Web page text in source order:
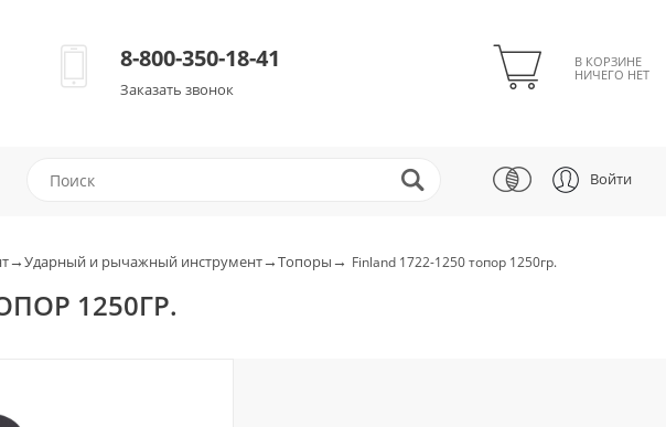
8-800-350-18-41
Заказать звонок
В КОРЗИНЕ
НИЧЕГО НЕТ
Войти
→Ударный и рычажный инструмент→Топоры→ Finland 1722-1250 топор 1250гр.
1250ГР.